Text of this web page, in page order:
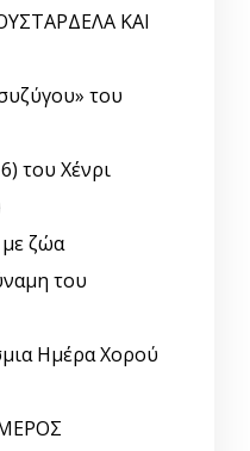
ΚΑΙ
του
του Χένρι
με ζώα
του
Ημέρα Χορού